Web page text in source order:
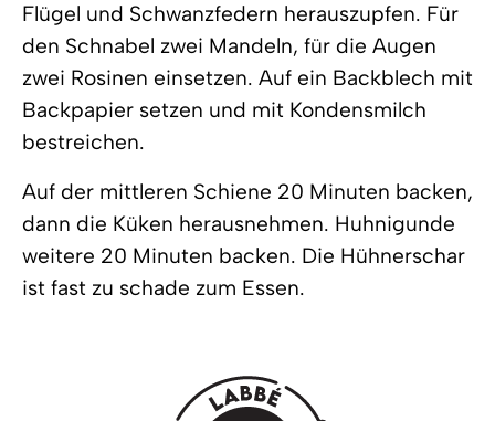
Flügel und Schwanzfedern herauszupfen. Für
den Schnabel zwei Mandeln, für die Augen
zwei Rosinen einsetzen. Auf ein Backblech mit
Backpapier setzen und mit Kondensmilch
bestreichen.
Auf der mittleren Schiene 20 Minuten backen,
dann die Küken herausnehmen. Huhnigunde
weitere 20 Minuten backen. Die Hühnerschar
ist fast zu schade zum Essen.